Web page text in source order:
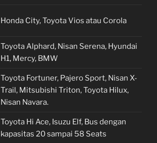
Honda City, Toyota Vios atau Corola
Toyota Alphard, Nisan Serena, Hyundai
H1, Mercy, BMW
Toyota Fortuner, Pajero Sport, Nisan X-
Trail, Mitsubishi Triton, Toyota Hilux,
Nisan Navara.
Toyota Hi Ace, Isuzu Elf, Bus dengan
kapasitas 20 sampai 58 Seats